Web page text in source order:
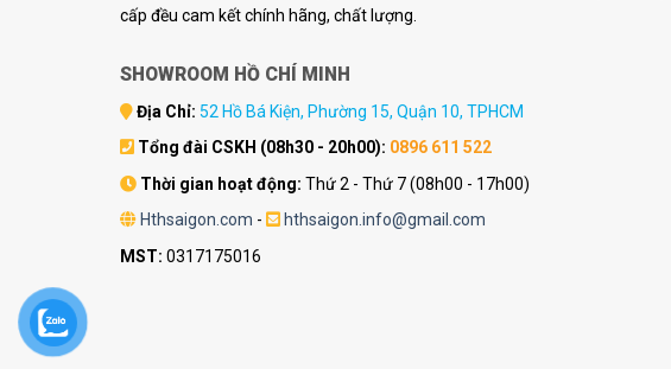
cấp đều cam kết chính hãng, chất lượng.
SHOWROOM HỒ CHÍ MINH
Địa Chỉ: 52 Hồ Bá Kiện, Phường 15, Quận 10, TPHCM
Tổng đài CSKH (08h30 - 20h00): 0896 611 522
Thời gian hoạt động: Thứ 2 - Thứ 7 (08h00 - 17h00)
Hthsaigon.com -
hthsaigon.info@gmail.com
MST: 0317175016